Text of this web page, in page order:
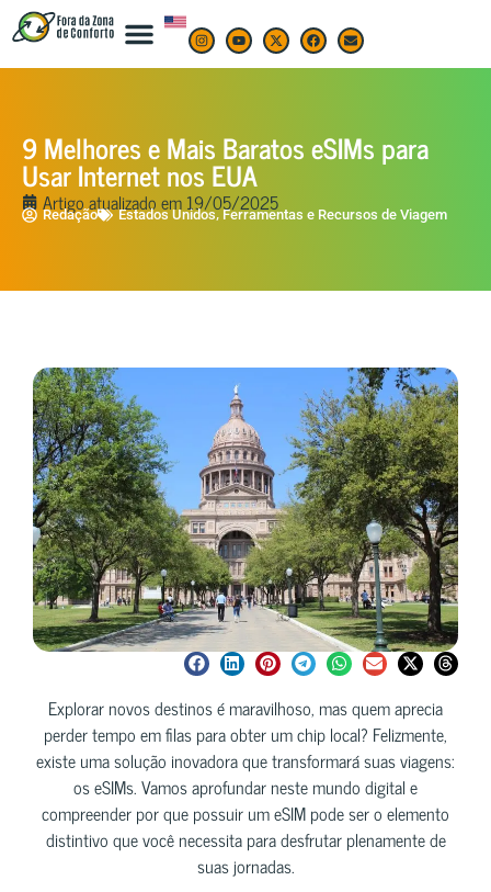
9 Melhores e Mais Baratos eSIMs para
Usar Internet nos EUA
Artigo atualizado em19/05/2025
Redação Estados Unidos,Ferramentas e Recursos de Viagem
Explorar novos destinos é maravilhoso, mas quem aprecia
perder tempo em filas para obter um chip local? Felizmente,
existe uma solução inovadora que transformará suas viagens:
os eSIMs. Vamos aprofundar neste mundo digital e
compreender por que possuir um eSIM pode ser o elemento
distintivo que você necessita para desfrutar plenamente de
suas jornadas.